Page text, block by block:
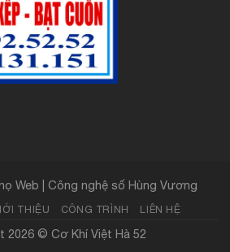
Web | Công nghệ số Hùng Vương
THIỆU CÔNG TRÌNH LIÊN HỆ
2026 © Cơ Khí Việt Hà 52